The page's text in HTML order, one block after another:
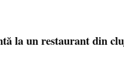
la un restaurant din